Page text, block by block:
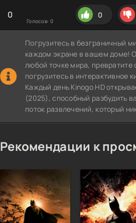
0
Голосов: 0
0
Погрузитесь в безграничный
каждом экране в вашем доме!
любой точке мира,
погрузитесь в интерактивное
Каждый день Kinogo HD
(2025), способный разбудить
поток развлечений, который
Рекомендации к